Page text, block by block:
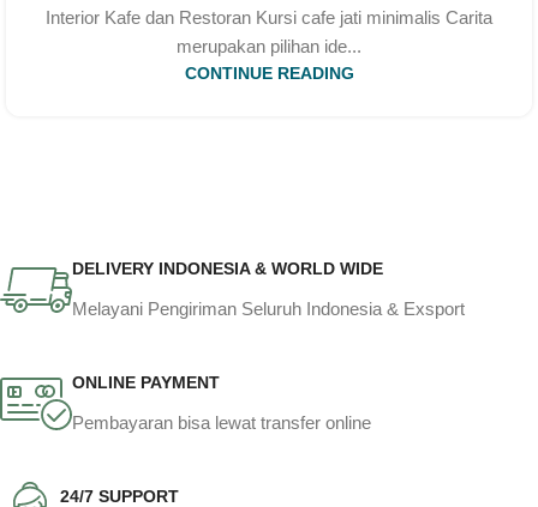
Interior Kafe dan Restoran Kursi cafe jati minimalis Carita
merupakan pilihan ide...
CONTINUE READING
DELIVERY INDONESIA & WORLD WIDE
Melayani Pengiriman Seluruh Indonesia & Exsport
ONLINE PAYMENT
Pembayaran bisa lewat transfer online
24/7 SUPPORT